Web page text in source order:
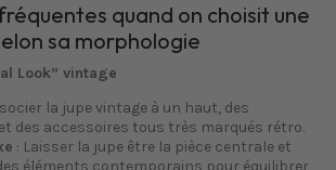
quand on choisit une
sa morphologie
Look” vintage
la jupe vintage à un haut, des
des accessoires tous très marqués rétro.
: Laisser la jupe être la pièce centrale et